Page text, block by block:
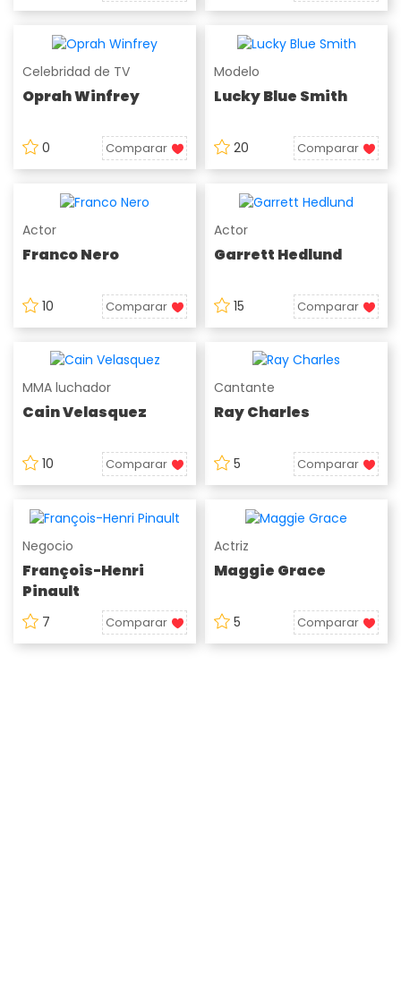
Celebridad de TV
Oprah Winfrey
0 Comparar
Modelo
Lucky Blue Smith
20 Comparar
Actor
Franco Nero
10 Comparar
Actor
Garrett Hedlund
15 Comparar
MMA luchador
Cain Velasquez
10 Comparar
Cantante
Ray Charles
5 Comparar
Negocio
François-Henri
Pinault
7 Comparar
Actriz
Maggie Grace
5 Comparar